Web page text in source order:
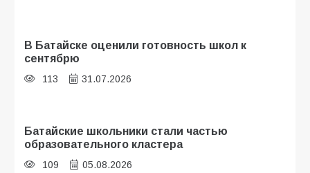
В Батайске оценили готовность школ к
сентябрю
113 31.07.2026
Батайские школьники стали частью
образовательного кластера
109 05.08.2026